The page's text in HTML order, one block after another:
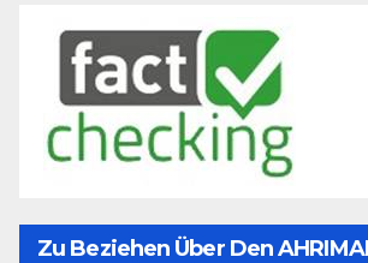
Zu Beziehen Über Den